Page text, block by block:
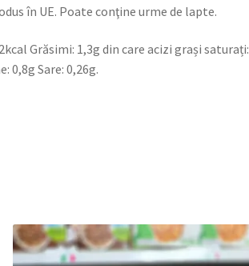
în UE. Poate conţine urme de lapte.
Grăsimi: 1,3g din care acizi grași saturați:
0,8g Sare: 0,26g.